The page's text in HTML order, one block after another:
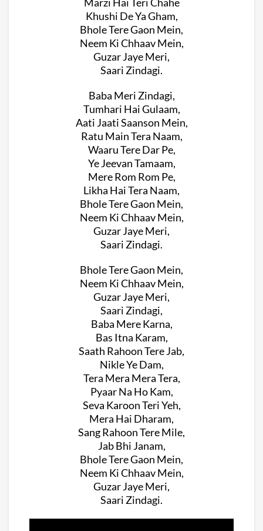
Khushi De Ya Gham,
Bhole Tere Gaon Mein,
Neem Ki Chhaav Mein,
Guzar Jaye Meri,
Saari Zindagi.
Baba Meri Zindagi,
Tumhari Hai Gulaam,
Aati Jaati Saanson Mein,
Ratu Main Tera Naam,
Waaru Tere Dar Pe,
Ye Jeevan Tamaam,
Mere Rom Rom Pe,
Likha Hai Tera Naam,
Bhole Tere Gaon Mein,
Neem Ki Chhaav Mein,
Guzar Jaye Meri,
Saari Zindagi.
Bhole Tere Gaon Mein,
Neem Ki Chhaav Mein,
Guzar Jaye Meri,
Saari Zindagi,
Baba Mere Karna,
Bas Itna Karam,
Saath Rahoon Tere Jab,
Nikle Ye Dam,
Tera Mera Mera Tera,
Pyaar Na Ho Kam,
Seva Karoon Teri Yeh,
Mera Hai Dharam,
Sang Rahoon Tere Mile,
Jab Bhi Janam,
Bhole Tere Gaon Mein,
Neem Ki Chhaav Mein,
Guzar Jaye Meri,
Saari Zindagi.